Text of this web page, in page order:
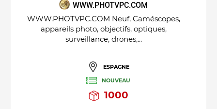
WWW.PHOTVPC.COM
WWW.PHOTVPC.COM Neuf, Caméscopes,
appareils photo, objectifs, optiques,
surveillance, drones,...
ESPAGNE
NOUVEAU
1000